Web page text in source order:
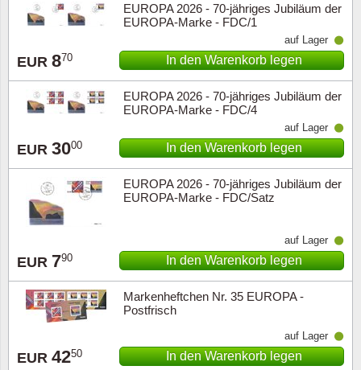
EUROPA 2026 - 70-jähriges Jubiläum der
EUROPA-Marke - FDC/1
EUR 870
auf Lager
In den Warenkorb legen
EUROPA 2026 - 70-jähriges Jubiläum der
EUROPA-Marke - FDC/4
EUR 3000
auf Lager
In den Warenkorb legen
EUROPA 2026 - 70-jähriges Jubiläum der
EUROPA-Marke - FDC/Satz
EUR 790
auf Lager
In den Warenkorb legen
Markenheftchen Nr. 35 EUROPA -
Postfrisch
EUR 4250
auf Lager
In den Warenkorb legen